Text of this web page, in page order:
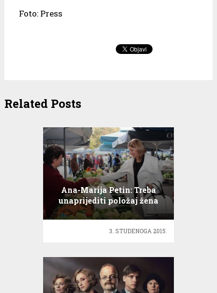
Foto: Press
Related Posts
Ana-Marija Petin: Treba
unaprijediti položaj žena
na selu
3. STUDENOGA 2015.